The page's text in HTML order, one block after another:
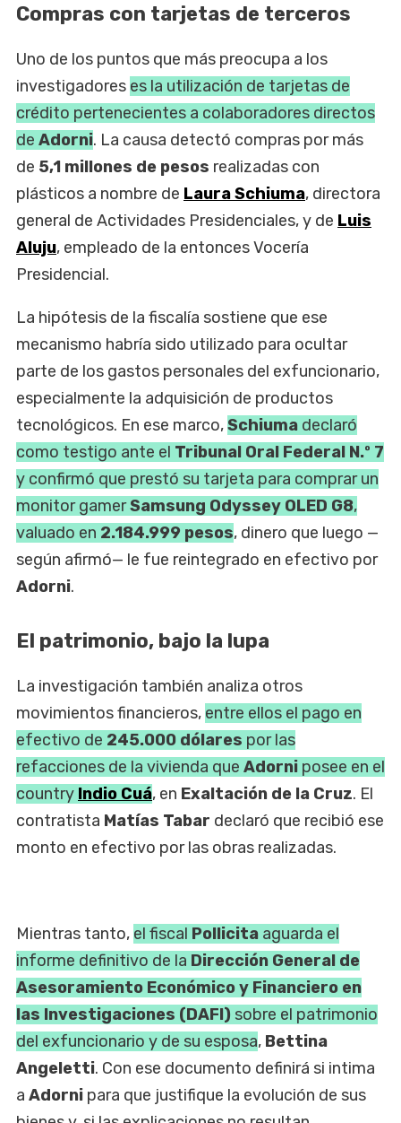
Compras con tarjetas de terceros
Uno de los puntos que más preocupa a los
investigadores es la utilización de tarjetas de
crédito pertenecientes a colaboradores directos
de Adorni. La causa detectó compras por más
de 5,1 millones de pesos realizadas con
plásticos a nombre de Laura Schiuma, directora
general de Actividades Presidenciales, y de Luis
Aluju, empleado de la entonces Vocería
Presidencial.
La hipótesis de la fiscalía sostiene que ese
mecanismo habría sido utilizado para ocultar
parte de los gastos personales del exfuncionario,
especialmente la adquisición de productos
tecnológicos. En ese marco,Schiuma declaró
como testigo ante el Tribunal Oral Federal N.º 7
y confirmó que prestó su tarjeta para comprar un
monitor gamerSamsung Odyssey OLED G8,
valuado en 2.184.999 pesos, dinero que luego —
según afirmó— le fue reintegrado en efectivo por
Adorni.
El patrimonio, bajo la lupa
La investigación también analiza otros
movimientos financieros, entre ellos el pago en
efectivo de 245.000 dólares por las
refacciones de la vivienda que Adorni posee en el
country Indio Cuá, en Exaltación de la Cruz. El
contratista Matías Tabar declaró que recibió ese
monto en efectivo por las obras realizadas.
Mientras tanto, el fiscal Pollicita aguarda el
informe definitivo de la Dirección General de
Asesoramiento Económico y Financiero en
las Investigaciones (DAFI) sobre el patrimonio
del exfuncionario y de su esposa, Bettina
Angeletti. Con ese documento definirá si intima
a Adorni para que justifique la evolución de sus